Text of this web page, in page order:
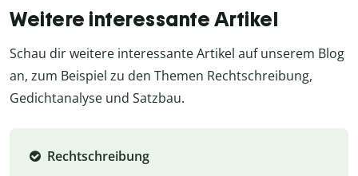
Weitere interessante Artikel
Schau dir weitere interessante Artikel auf unserem Blog
an, zum Beispiel zu den Themen Rechtschreibung,
Gedichtanalyse und Satzbau.
Rechtschreibung